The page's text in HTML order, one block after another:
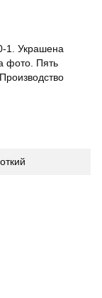
1. Украшена
фото. Пять